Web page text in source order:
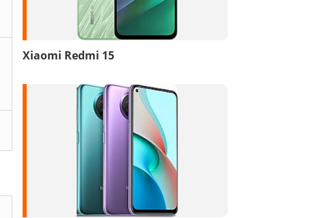
Xiaomi Redmi 15